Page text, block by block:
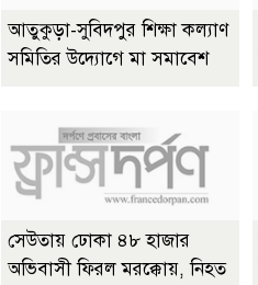
আতুকুড়া-সুবিদপুর শিক্ষা কল্যাণ
সমিতির উদ্যোগে মা সমাবেশ
সেউতায় ঢোকা ৪৮ হাজার
অভিবাসী ফিরল মরক্কোয়, নিহত